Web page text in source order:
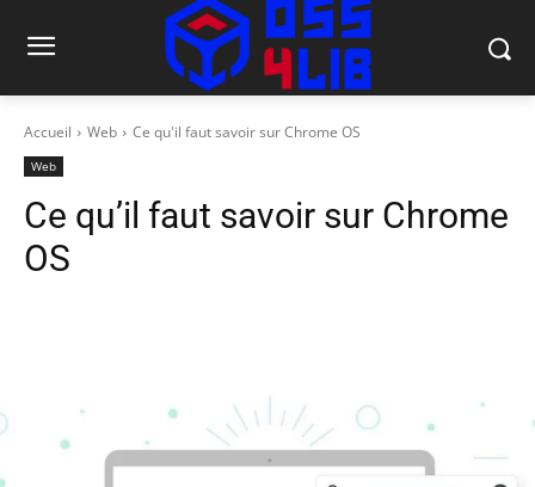
Accueil Web Ce qu'il faut savoir sur Chrome OS
Web
Ce qu’il faut savoir sur Chrome
OS